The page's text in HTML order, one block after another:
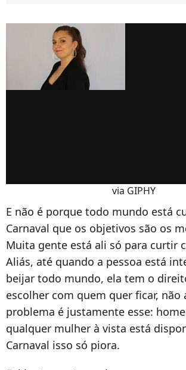
via GIPHY
E não é porque todo mundo está
Carnaval que os objetivos são os
Muita gente está ali só para curtir
Aliás, até quando a pessoa está
beijar todo mundo, ela tem o
escolher com quem quer ficar, não
problema é justamente esse:
qualquer mulher à vista está
Carnaval isso só piora.